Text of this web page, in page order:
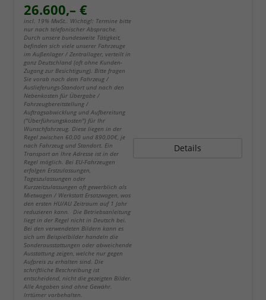
26.600,– €
incl. 19% MwSt.. Wichtig!: Termine bitte
nur nach telefonischer Absprache.
Durch unsere bundesweite Tätigkeit,
befinden sich viele unserer Fahrzeuge
im Außenlager / Zentrallager, verteilt in
ganz Deutschland (oft ohne Kunden-
Zugang zur Besichtigung). Bitte fragen
Sie vorab nach dem Fahrzeug /
Auslieferungs-Standort und nach den
Nebenkosten für Übergabe /
Fahrzeugbereitstellung /
Auftragsabwicklung und Aufbereitung
("Überführungskosten") für Ihr
Wunschfahrzeug. Diese liegen in der
Regel zwischen 60,00 und 890,00€, je
nach Fahrzeug und Standort. Ein
Transport an Ihre Adresse ist in der
Regel möglich. Bei EU-Fahrzeugen
erfolgen Erstzulassungen,
Tageszulassungen oder
Kurzzeitzulassungen oft gewerblich als
Mietwagen / Werkstatt Ersatzwagen, was
den ersten HU/AU Zeitraum auf 1 Jahr
reduzieren kann. Die Betriebsanleitung
liegt in der Regel nicht in Deutsch bei.
Bei den verwendeten Bildern kann es
sich um Beispielbilder handeln die
Sonderausstattungen oder abweichende
Ausstattung zeigen, welche nur gegen
Aufpreis zu erhalten sind. Die
schriftliche Beschreibung ist
entscheidend, nicht die gezeigten Bilder.
Alle Angaben sind ohne Gewähr.
Irrtümer vorbehalten.
Details